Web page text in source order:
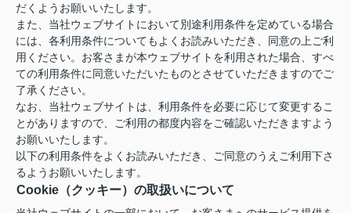
だくようお願いいたします。
また、当社ウェブサイトにおいて別途利用条件を定めている場合
には、各利用条件についてもよくお読みいただき、同意の上ご利
用ください。お客さまが本ウェブサイトを利用された場合、すべ
ての利用条件に同意いただいたものとさせていただきますのでご
了承ください。
なお、当社ウェブサイトは、利用条件を必要に応じて変更するこ
とがありますので、ご利用の都度内容をご確認いただきますよう
お願いいたします。
以下の利用条件をよくお読みいただき、ご同意のうえご利用下さ
るようお願いいたします。
Cookie（クッキー）の取扱いについて